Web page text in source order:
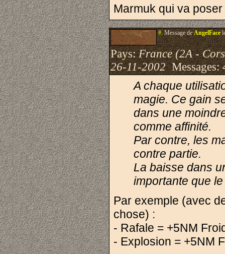
Marmuk qui va
#.Message deAngelFace
Pays:France (2A -
26-11-2002Messages:
A chaque
magie. Ce gain
dans une
comme affinité.
Par contre, les
contre partie.
La baisse dans
importante que
Par exemple (avec
chose) :
- Rafale = +5NM
- Explosion = +5NM